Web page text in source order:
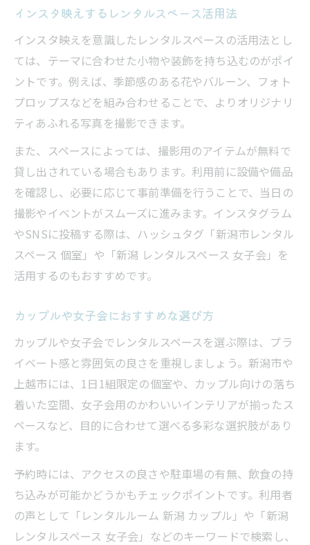
インスタ映えするレンタルスペース活用法
インスタ映えを意識したレンタルスペースの活用法とし
ては、テーマに合わせた小物や装飾を持ち込むのがポイ
ントです。例えば、季節感のある花やバルーン、フォト
プロップスなどを組み合わせることで、よりオリジナリ
ティあふれる写真を撮影できます。
また、スペースによっては、撮影用のアイテムが無料で
貸し出されている場合もあります。利用前に設備や備品
を確認し、必要に応じて事前準備を行うことで、当日の
撮影やイベントがスムーズに進みます。インスタグラム
やSNSに投稿する際は、ハッシュタグ「新潟市レンタル
スペース 個室」や「新潟 レンタルスペース 女子会」を
活用するのもおすすめです。
カップルや女子会におすすめな選び方
カップルや女子会でレンタルスペースを選ぶ際は、プラ
イベート感と雰囲気の良さを重視しましょう。新潟市や
上越市には、1日1組限定の個室や、カップル向けの落ち
着いた空間、女子会用のかわいいインテリアが揃ったス
ペースなど、目的に合わせて選べる多彩な選択肢があり
ます。
予約時には、アクセスの良さや駐車場の有無、飲食の持
ち込みが可能かどうかもチェックポイントです。利用者
の声として「レンタルルーム 新潟 カップル」や「新潟
レンタルスペース 女子会」などのキーワードで検索し、